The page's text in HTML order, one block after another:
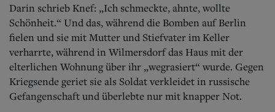
Darin schrieb Knef: „Ich schmeckte, ahnte, wollte
Schönheit.“ Und das, während die Bomben auf Berlin
fielen und sie mit Mutter und Stiefvater im Keller
verharrte, während in Wilmersdorf das Haus mit der
elterlichen Wohnung über ihr „wegrasiert“ wurde. Gegen
Kriegsende geriet sie als Soldat verkleidet in russische
Gefangenschaft und überlebte nur mit knapper Not.